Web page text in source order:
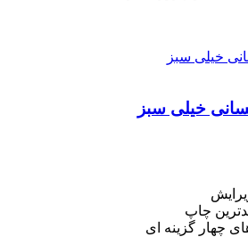
خیلی سبز
چاپ
چهار گزینه ای